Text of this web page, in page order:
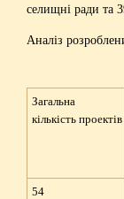
селищні ради та
Аналіз
Загальна
кількість проектів
54